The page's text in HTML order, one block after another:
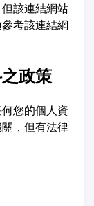
該連結網站
考該連結網
政策
您的個人資
，但有法律